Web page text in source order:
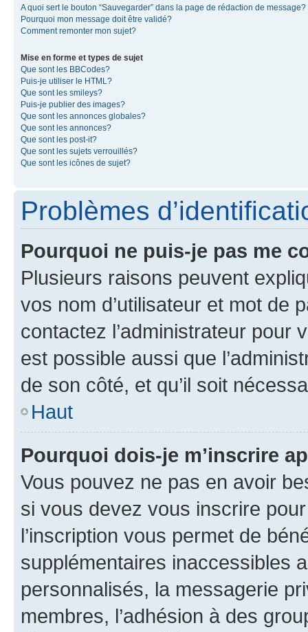
A quoi sert le bouton “Sauvegarder” dans la page de rédaction de message?
Pourquoi mon message doit être validé?
Comment remonter mon sujet?
Mise en forme et types de sujet
Que sont les BBCodes?
Puis-je utiliser le HTML?
Que sont les smileys?
Puis-je publier des images?
Que sont les annonces globales?
Que sont les annonces?
Que sont les post-it?
Que sont les sujets verrouillés?
Que sont les icônes de sujet?
Problèmes
Pourquoi ne puis-je pas me
Plusieurs raisons peuvent
vos nom d’utilisateur et mot de
contactez l’administrateur pour
est possible aussi que
de son côté, et qu’il soit
Haut
Pourquoi dois-je m’inscrire
Vous pouvez ne pas en avoir
si vous devez vous inscrire
l’inscription vous permet de
supplémentaires inaccessibles
personnalisés, la messagerie
membres, l’adhésion à des